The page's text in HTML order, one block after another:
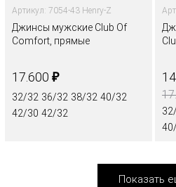
Артикул: 7054-43 Henry-Z
Джинсы мужские Club Of
Comfort, прямые
17.600 ₽
32/32 36/32 38/32 40/32
42/30 42/32
Показать